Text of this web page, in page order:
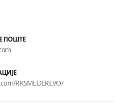
ПОШТЕ
RKSMEDEREVO/